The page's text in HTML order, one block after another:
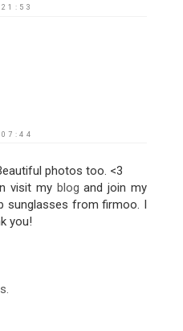
photos too. <3
visit my blog and join my
sunglasses from firmoo. I
you!